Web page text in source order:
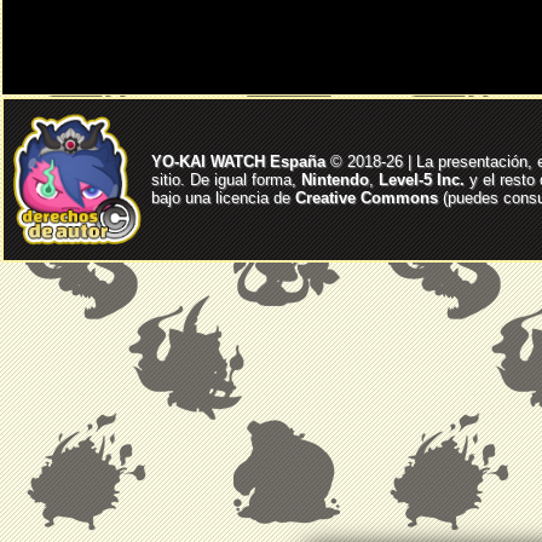
YO-KAI WATCH España© 2018-26 | La presentación,
sitio. De igual forma, Nintendo, Level-5 Inc. y el resto
bajo una licencia deCreative Commons(puedes